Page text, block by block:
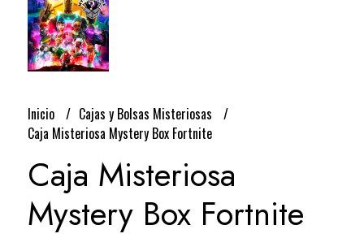
Inicio
Cajas y Bolsas Misteriosas
Caja Misteriosa Mystery Box Fortnite
Caja Misteriosa
Mystery Box Fortnite